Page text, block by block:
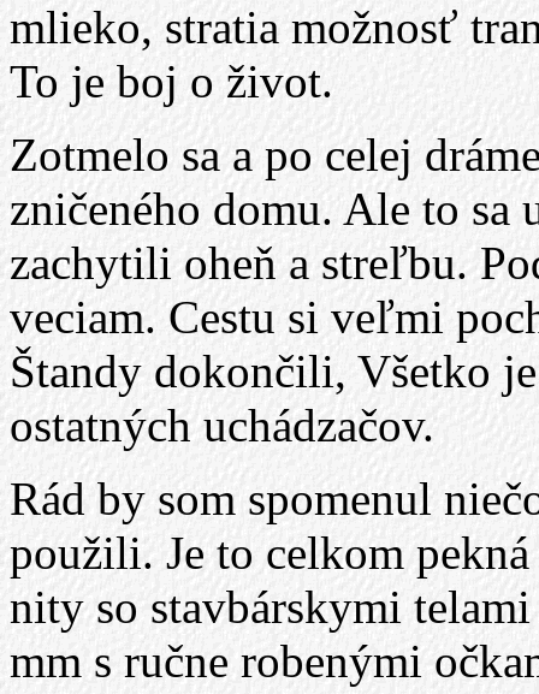
mlieko, stratia možnosť
To je boj o život.
Zotmelo sa a po celej
zničeného domu. Ale to
zachytili oheň a streľbu.
veciam. Cestu si veľmi
Štandy dokončili, Všetko
ostatných uchádzačov.
Rád by som spomenul
použili. Je to celkom
nity so stavbárskymi
mm s ručne robenými